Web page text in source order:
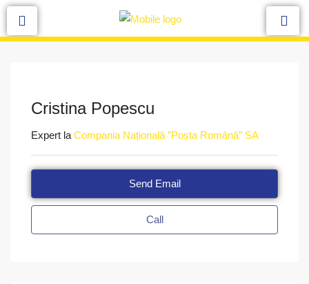
Cristina Popescu
Expert la Compania Națională ”Poșta Română” SA
Send Email
Call